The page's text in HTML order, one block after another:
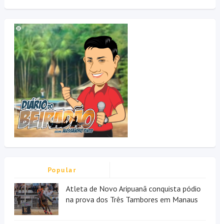
Popular
Atleta de Novo Aripuanã conquista pódio
na prova dos Três Tambores em Manaus